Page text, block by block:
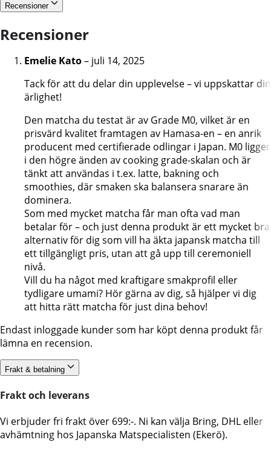
Recensioner
Recensioner
Emelie Kato– juli 14, 2025
Tack för att du delar din upplevelse – vi uppskattar din
ärlighet!
Den matcha du testat är av Grade M0, vilket är en
prisvärd kvalitet framtagen av Hamasa-en – en anrik
producent med certifierade odlingar i Japan. M0 ligger
i den högre änden av cooking grade-skalan och är
tänkt att användas i t.ex. latte, bakning och
smoothies, där smaken ska balansera snarare än
dominera.
Som med mycket matcha får man ofta vad man
betalar för – och just denna produkt är ett mycket bra
alternativ för dig som vill ha äkta japansk matcha till
ett tillgängligt pris, utan att gå upp till ceremoniell
nivå.
Vill du ha något med kraftigare smakprofil eller
tydligare umami? Hör gärna av dig, så hjälper vi dig
att hitta rätt matcha för just dina behov!
Endast inloggade kunder som har köpt denna produkt får
lämna en recension.
Frakt & betalning
Frakt och leverans
Vi erbjuder fri frakt över 699:-. Ni kan välja Bring, DHL eller
avhämtning hos Japanska Matspecialisten (Ekerö).